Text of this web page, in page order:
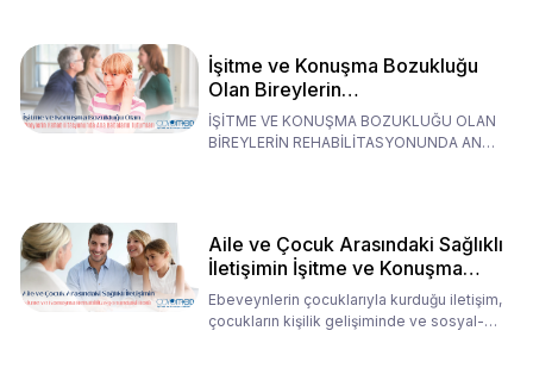
İşitme ve Konuşma Bozukluğu
Olan Bireylerin
Rehabilitasyonunda Ana
Babaların Tutumları
İŞİTME VE KONUŞMA BOZUKLUĞU OLAN
BİREYLERİN REHABİLİTASYONUNDA ANA
Aile ve Çocuk Arasındaki Sağlıklı
İletişimin İşitme ve Konuşma
Rehabilitasyonundaki Rolü
Ebeveynlerin çocuklarıyla kurduğu iletişim,
çocukların kişilik gelişiminde ve sosyal-